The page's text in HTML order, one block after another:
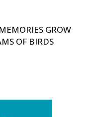
GROW
OF BIRDS